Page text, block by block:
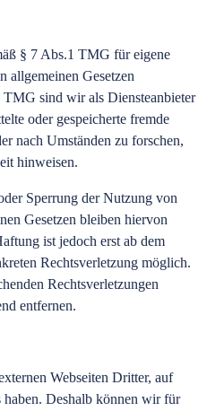
§ 7 Abs.1 TMG für eigene
allgemeinen Gesetzen
sind wir als Diensteanbieter
oder gespeicherte fremde
nach Umständen zu forschen,
hinweisen.
Sperrung der Nutzung von
Gesetzen bleiben hiervon
ist jedoch erst ab dem
Rechtsverletzung möglich.
Rechtsverletzungen
entfernen.
Webseiten Dritter, auf
Deshalb können wir für